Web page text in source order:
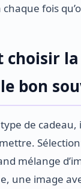
fois
choisir
bon
de
mélange
une image